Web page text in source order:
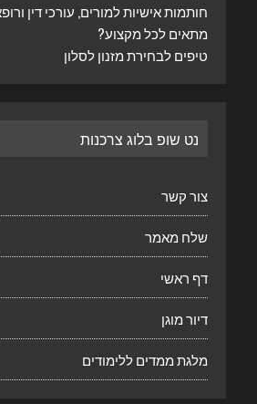
חותמות אישיות למורים, עורכי דין
מתאים לכל מקצוע?
טיפים לבחירת מזנון לסלון
נט שופ בלוג צרכנות
צור קשר
שלח מאמר
דף ראשי
דיור מוגן
מלגת ממדים ללימודים